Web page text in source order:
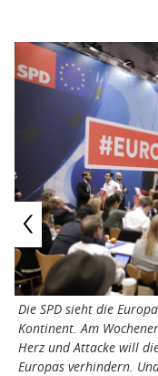
Die SPD sieht die
Kontinent. Am
Herz und Attacke will
Europas verhindern.
Zurück